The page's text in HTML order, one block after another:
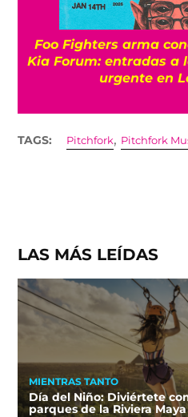
Foo Fighters arma
Kia Forum: entradas a
urgente en
TAGS: Pitchfork, Pitchfork
LAS MÁS LEÍDAS
MIENTRAS TANTO
Día del Niño: Diviértete
parques de la Riviera Maya